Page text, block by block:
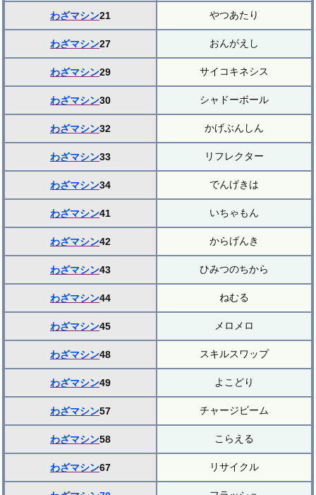
わざマシン21 やつあたり
わざマシン27 おんがえし
わざマシン29 サイコキネシス
わざマシン30 シャドーボール
わざマシン32 かげぶんしん
わざマシン33 リフレクター
わざマシン34 でんげきは
わざマシン41 いちゃもん
わざマシン42 からげんき
わざマシン43 ひみつのちから
わざマシン44 ねむる
わざマシン45 メロメロ
わざマシン48 スキルスワップ
わざマシン49 よこどり
わざマシン57 チャージビーム
わざマシン58 こらえる
わざマシン67 リサイクル